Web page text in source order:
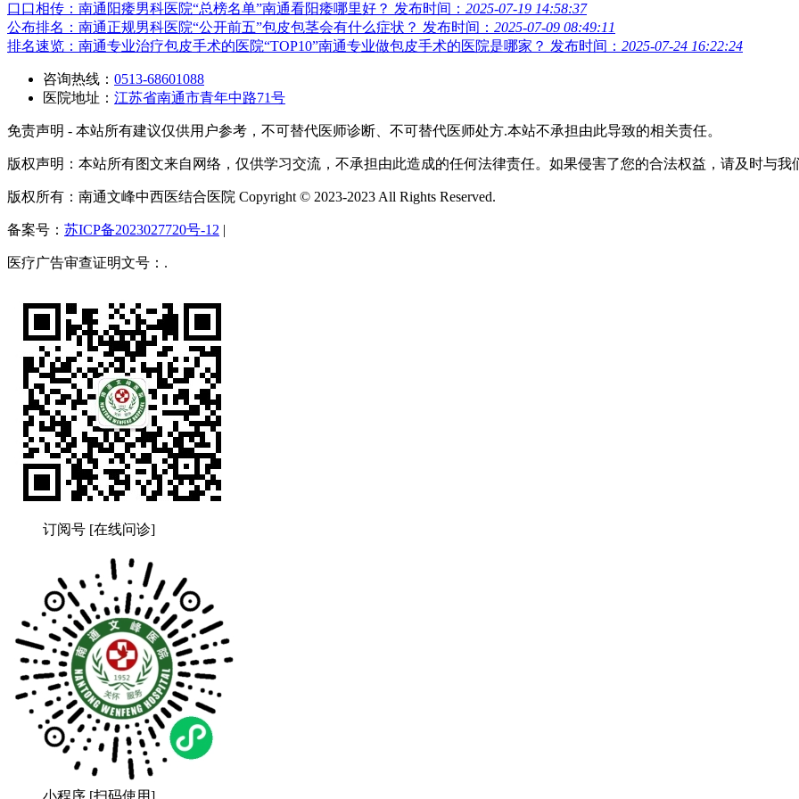
口口相传：南通阳痿男科医院“总榜名单”南通看阳痿哪里好？ 发布时间： 2025-07-19 14:58:37
公布排名：南通正规男科医院“公开前五”包皮包茎会有什么症状？ 发布时间： 2025-07-09 08:49:11
排名速览：南通专业治疗包皮手术的医院“TOP10”南通专业做包皮手术的医院是哪家？ 发布时间： 2025-07-24 16:22:24
咨询热线： 0513-68601088
医院地址： 江苏省南通市青年中路71号
免责声明 - 本站所有建议仅供用户参考，不可替代医师诊断、不可替代医师处方.本站不承担由此导致的相关责任。
版权声明：本站所有图文来自网络，仅供学习交流，不承担由此造成的任何法律责任。如果侵害了您的合法权益，请及时与我
版权所有：南通文峰中西医结合医院 Copyright © 2023-2023 All Rights Reserved.
备案号： 苏ICP备2023027720号-12 |
医疗广告审查证明文号：.
订阅号 [在线问诊]
小程序 [扫码使用]